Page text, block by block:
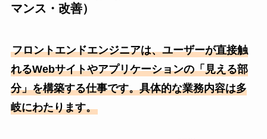
マンス・改善）
フロントエンドエンジニアは、ユーザーが直接触
れるWebサイトやアプリケーションの「見える部
分」を構築する仕事です。具体的な業務内容は多
岐にわたります。